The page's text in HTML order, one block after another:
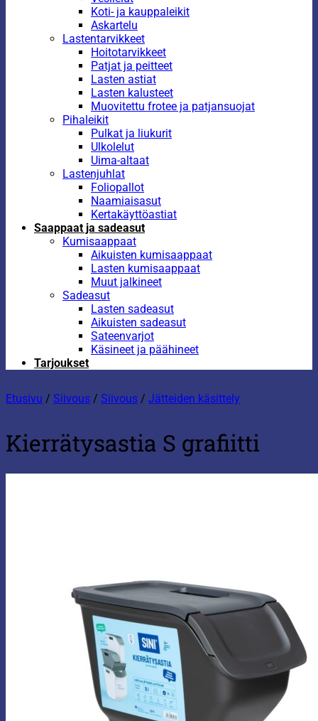
Koti- ja kauppaleikit
Askartelu
Lastentarvikkeet
Hoitotarvikkeet
Patjat ja peitteet
Lasten astiat
Lasten kalusteet
Muovitettu frotee ja patjansuojat
Pihaleikit
Pulkat ja liukurit
Ulkolelut
Uima-altaat
Lastenjuhlat
Foliopallot
Naamiaisasut
Kertakäyttöastiat
Saappaat ja sadeasut
Kumisaappaat
Aikuisten kumisaappaat
Lasten kumisaappaat
Muut jalkineet
Sadeasut
Lasten sadeasut
Aikuisten sadeasut
Sateenvarjot
Käsineet ja päähineet
Tarjoukset
Etusivu / Siivous / Siivous / Jätteiden käsittely
Kierrätysastia S grafiitti